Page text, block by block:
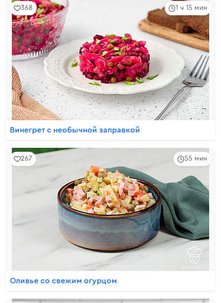
1 ч 15 мин
368
Винегрет с необычной заправкой
55 мин
267
Оливье со свежим огурцом